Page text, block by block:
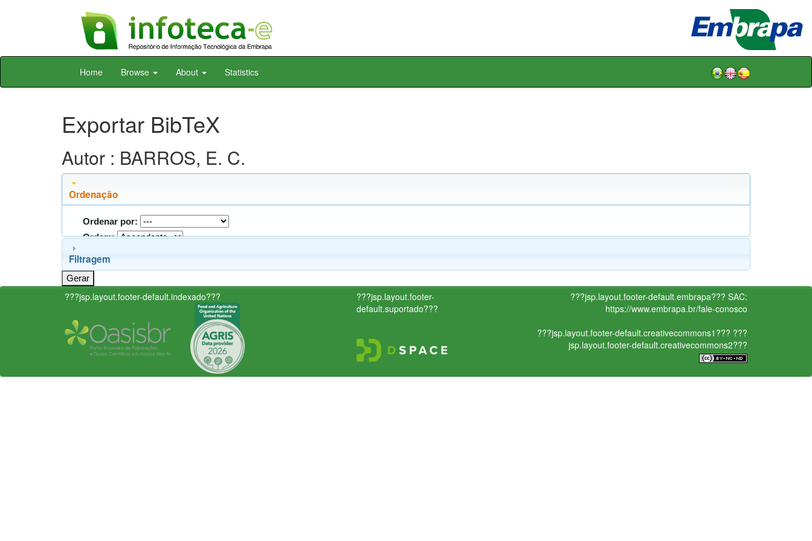
Skip
Home Browse About Statistics
Exportar BibTeX
Autor : BARROS, E. C.
Ordenação
Ordenar por:
Ordem:
Filtragem
???jsp.layout.footer-default.indexado???
???jsp.layout.footer-
default.suportado???
???jsp.layout.footer-default.embrapa??? SAC:
https://www.embrapa.br/fale-conosco
???jsp.layout.footer-default.creativecommons1??? ???
jsp.layout.footer-default.creativecommons2???